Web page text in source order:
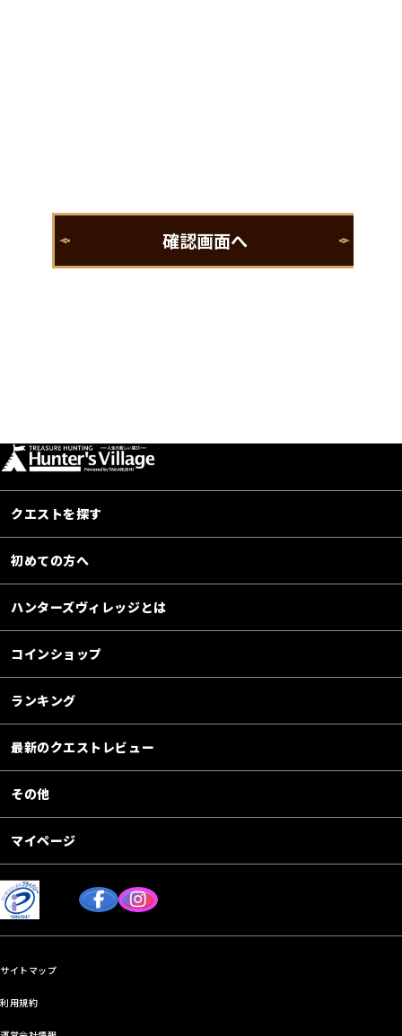
クエストを探す
初めての方へ
ハンターズヴィレッジとは
コインショップ
ランキング
最新のクエストレビュー
その他
マイページ
サイトマップ
利用規約